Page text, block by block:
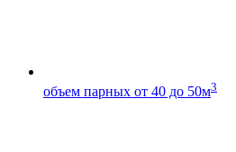
объем парных от 40 до 50м3